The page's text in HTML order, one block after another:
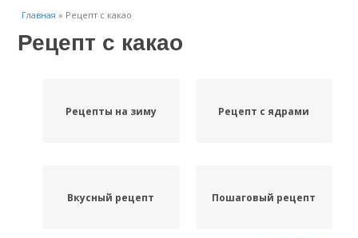
Главная » Рецепт с какао
Рецепт с какао
Рецепты на зиму Рецепт с ядрами
Вкусный рецепт Пошаговый рецепт